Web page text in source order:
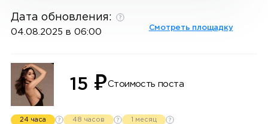
Дата обновления:
04.08.2025 в 06:00 Смотреть площадку
15 ₽Стоимость поста
24 часа 48 часов 1 месяц